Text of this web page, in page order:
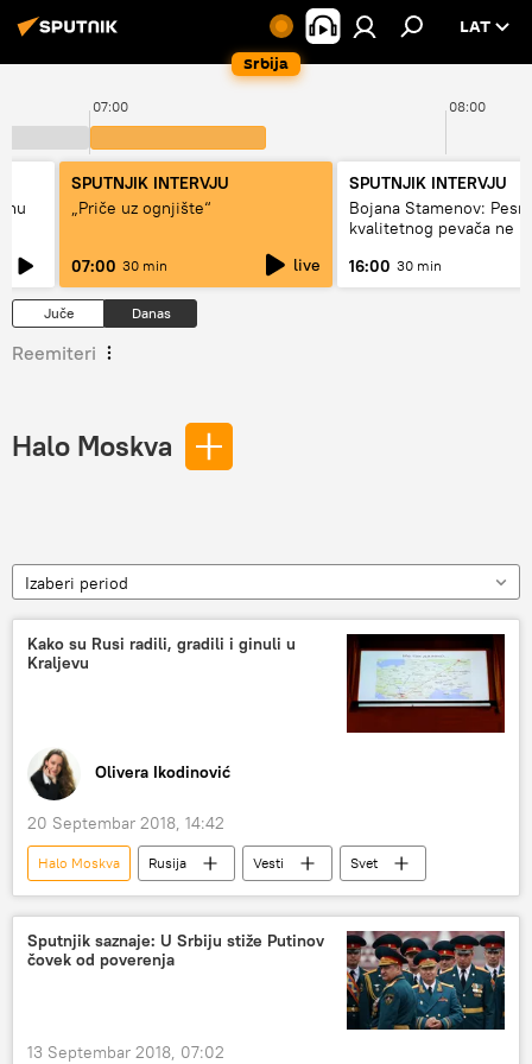
Srbija
LAT
07:00 08:00
SPUTNJIK INTERVJU
„Priče uz ognjište“
07:00 30 min live
SPUTNJIK INTERVJU
Bojana Stamenov:
kvalitetnog pevača ne
16:00 30 min
Juče Danas
Reemiteri
Halo Moskva
Izaberi period
Kako su Rusi radili, gradili i ginuli u
Kraljevu
Olivera Ikodinović
20 Septembar 2018, 14:42
Halo Moskva Rusija Vesti Svet
Sputnjik saznaje: U Srbiju stiže Putinov
čovek od poverenja
13 Septembar 2018, 07:02